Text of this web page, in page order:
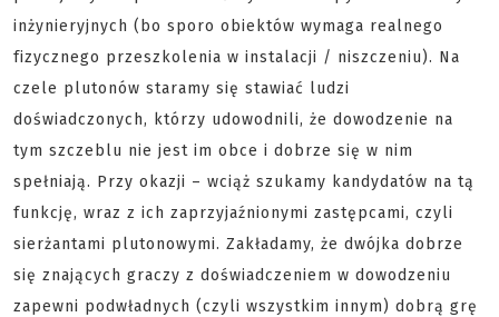
inżynieryjnych (bo sporo obiektów wymaga realnego
fizycznego przeszkolenia w instalacji / niszczeniu). Na
czele plutonów staramy się stawiać ludzi
doświadczonych, którzy udowodnili, że dowodzenie na
tym szczeblu nie jest im obce i dobrze się w nim
spełniają. Przy okazji – wciąż szukamy kandydatów na tą
funkcję, wraz z ich zaprzyjaźnionymi zastępcami, czyli
sierżantami plutonowymi. Zakładamy, że dwójka dobrze
się znających graczy z doświadczeniem w dowodzeniu
zapewni podwładnych (czyli wszystkim innym) dobrą grę